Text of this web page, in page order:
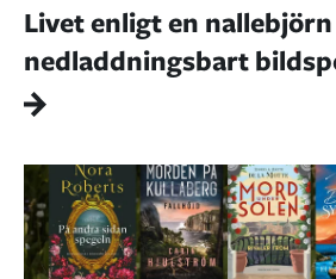
Livet enligt en
nedladdningsbart